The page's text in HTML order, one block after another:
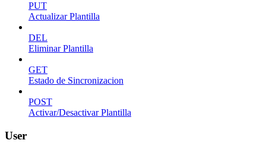
PUT
Actualizar Plantilla
DEL
Eliminar Plantilla
GET
Estado de Sincronizacion
POST
Activar/Desactivar Plantilla
User